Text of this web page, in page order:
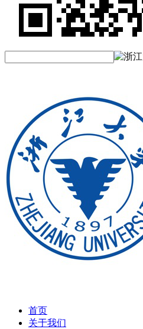
首页
关于我们